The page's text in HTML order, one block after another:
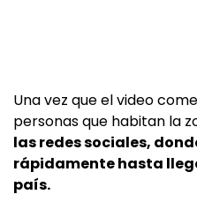
Una vez que el video
personas que habitan la
las redes sociales,
rápidamente hasta
país.